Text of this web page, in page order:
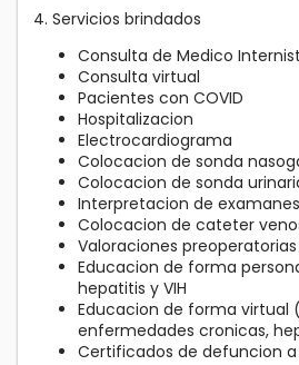
4. Servicios brindados
Consulta de Medico
Consulta virtual
Pacientes con COVID
Hospitalizacion
Electrocardiograma
Colocacion de sonda
Colocacion de sonda
Interpretacion de
Colocacion de cateter
Valoraciones preoperatorias
Educacion de forma
hepatitis y VIH
Educacion de forma
enfermedades cronicas,
Certificados de defuncion